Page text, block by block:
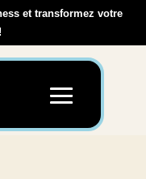
et transformez votre